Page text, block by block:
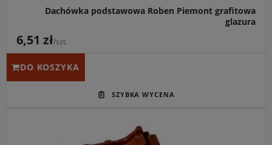
Dachówka podstawowa Roben Piemont grafitowa
glazura
6,51 zł/szt.
DO KOSZYKA